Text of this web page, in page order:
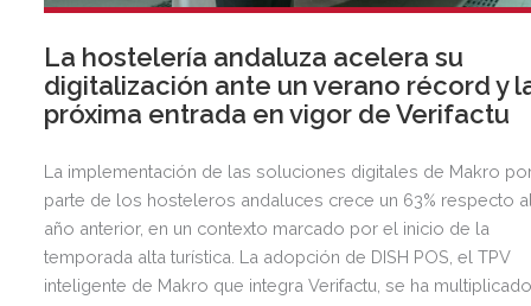
La hostelería andaluza acelera su
digitalización ante un verano récord y
próxima entrada en vigor de Verifactu
La implementación de las soluciones digitales de Makro
parte de los hosteleros andaluces crece un 63% respecto
año anterior, en un contexto marcado por el inicio de la
temporada alta turística. La adopción de DISH POS, el TPV
inteligente de Makro que integra Verifactu, se ha